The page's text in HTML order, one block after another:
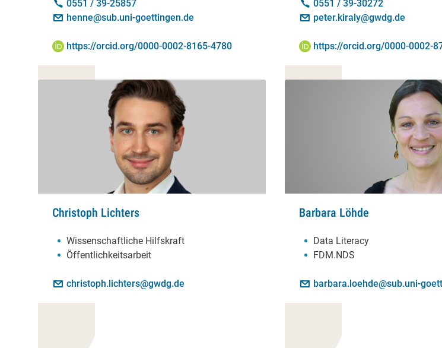
Kontakt:
Telefon:
0551 / 39-25857
E-Mail:
henne@sub.uni-goettingen.de
ORCID iD:
https://orcid.org/0000-0002-8165-4780
Kontakt:
Telefon:
0551 / 39-30272
E-Mail:
peter.kiraly@gwdg.de
ORCID iD:
https://orcid.org/0000-0002-
Christoph Lichters
Schwerpunkte:
Wissenschaftliche Hilfskraft
Öffentlichkeitsarbeit
Kontakt:
E-Mail:
christoph.lichters@gwdg.de
Barbara Löhde
Schwerpunkte:
Data Literacy
FDM.NDS
Kontakt:
E-Mail:
barbara.loehde@sub.uni-